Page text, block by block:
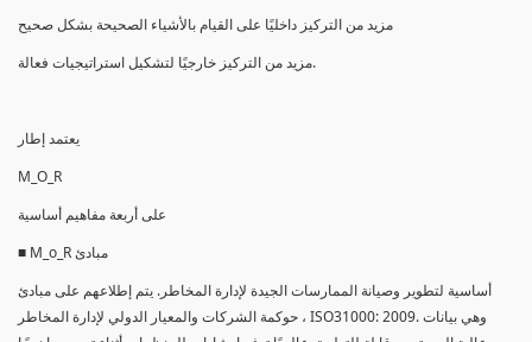
مزيد من التركيز داخليًا على القيام بالأشياء الصحيحة بشكل صحيح
مزيد من التركيز خارجيًا لتشكيل استراتيجيات فعالة.
يعتمد إطار
M_O_R
■ M_o_R مبادئ
أساسية لتطوير وصيانة الممارسات الجيدة لإدارة المخاطر. يتم إطلاعهم على مبادئ
حوكمة الشركات والمعيار الدولي لإدارة المخاطر ، ISO31000: 2009. وهي بيانات